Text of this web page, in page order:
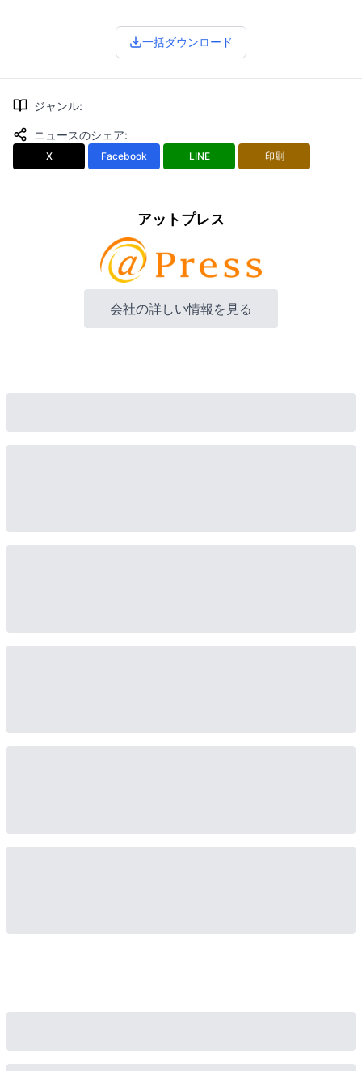
一括ダウンロード
ジャンル:
ニュースのシェア:
X Facebook LINE 印刷
アットプレス
会社の詳しい情報を見る